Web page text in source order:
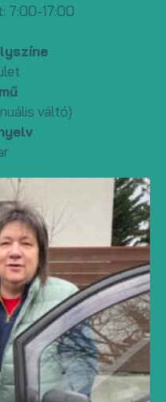
7:00-17:00
váltó)